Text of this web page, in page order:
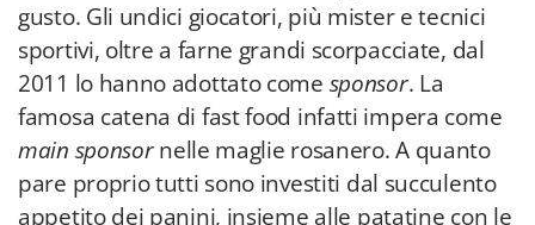
gusto. Gli undici giocatori, più mister e tecnici
sportivi, oltre a farne grandi scorpacciate, dal
2011 lo hanno adottato come sponsor. La
famosa catena di fast food infatti impera come
main sponsornelle maglie rosanero. A quanto
pare proprio tutti sono investiti dal succulento
appetito dei panini, insieme alle patatine con le